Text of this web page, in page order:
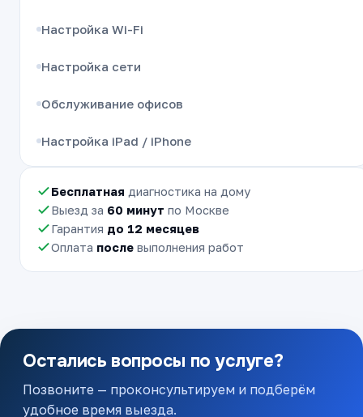
Настройка Wi-Fi
Настройка сети
Обслуживание офисов
Настройка iPad / iPhone
Бесплатная диагностика на дому
Выезд за 60 минут по Москве
Гарантия до 12 месяцев
Оплата после выполнения работ
Остались вопросы по услуге?
Позвоните — проконсультируем и подберём
удобное время выезда.